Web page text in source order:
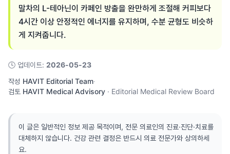
말차의 L-테아닌이 카페인 방출을 완만하게 조절해 커피보다
4시간 이상 안정적인 에너지를 유지하며, 수분 균형도 비슷하
게 지켜줍니다.
🕓 업데이트: 2026-05-23
작성 HAVIT Editorial Team·
검토 HAVIT Medical Advisory · Editorial Medical Review Board
이 글은 일반적인 정보 제공 목적이며, 전문 의료인의 진료·진단·치료를
대체하지 않습니다. 건강 관련 결정은 반드시 의료 전문가와 상의하세
요.